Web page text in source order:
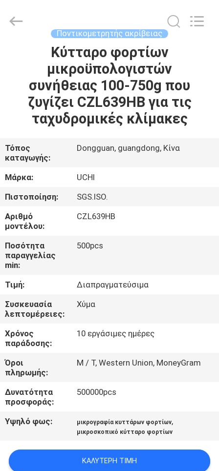
ΠΡΟΪΌΝΤΑ
ΠΑΡΟΥΣΙΆΣΤΕ
ΠΕΡΊΠΟΥ
ΕΜΕΊΣ
ΓΎΡΟΣ
ΕΡΓΟΣΤΑΣΊΩΝ
ΠΟΙΟΤΙΚΌΣ
ΜΑΣ
ΕΛΆΤΕ
ΣΕ
ΕΠΑΦΉ
ΜΕ
ΕΙΔΉΣΕΙΣ
ΈΝΑ
ΑΠΌΣΠΑΣΜΑ
Electronics
Co.,Ltd.
Ποντικομετρητής ακρίβειας
Κύτταρο φορτίων
μικροϋπολογιστών
συνήθειας 100-750g που
ζυγίζει CZL639HB για τις
ταχυδρομικές κλίμακες
Τόπος
καταγωγής:
Dongguan, guangdong, Κίνα
Μάρκα:
UCHI
Πιστοποίηση:
SGS.ISO.
Αριθμό
μοντέλου:
CZL639HB
Ποσότητα
παραγγελίας
min:
500pcs
Τιμή:
Διαπραγματεύσιμα
Συσκευασία
λεπτομέρειες:
Χύμα
Χρόνος
παράδοσης:
10 εργάσιμες ημέρες
Όροι
πληρωμής:
Μ / Τ, Western Union, MoneyGram
Δυνατότητα
προσφοράς:
500000pcs
Υψηλό φως: μικρογραφία κυττάρων φορτίων,
μικροσκοπικό κύτταρο φορτίων
ΚΑΛΎΤΕΡΗ ΤΙΜΉ